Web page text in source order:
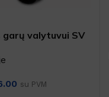
garų valytuvui SV
su PVM